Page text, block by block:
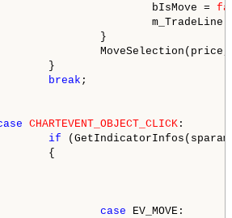
=
break ;
CHARTEVENT_OBJECT_CLICK :
if
case EV_MOVE: